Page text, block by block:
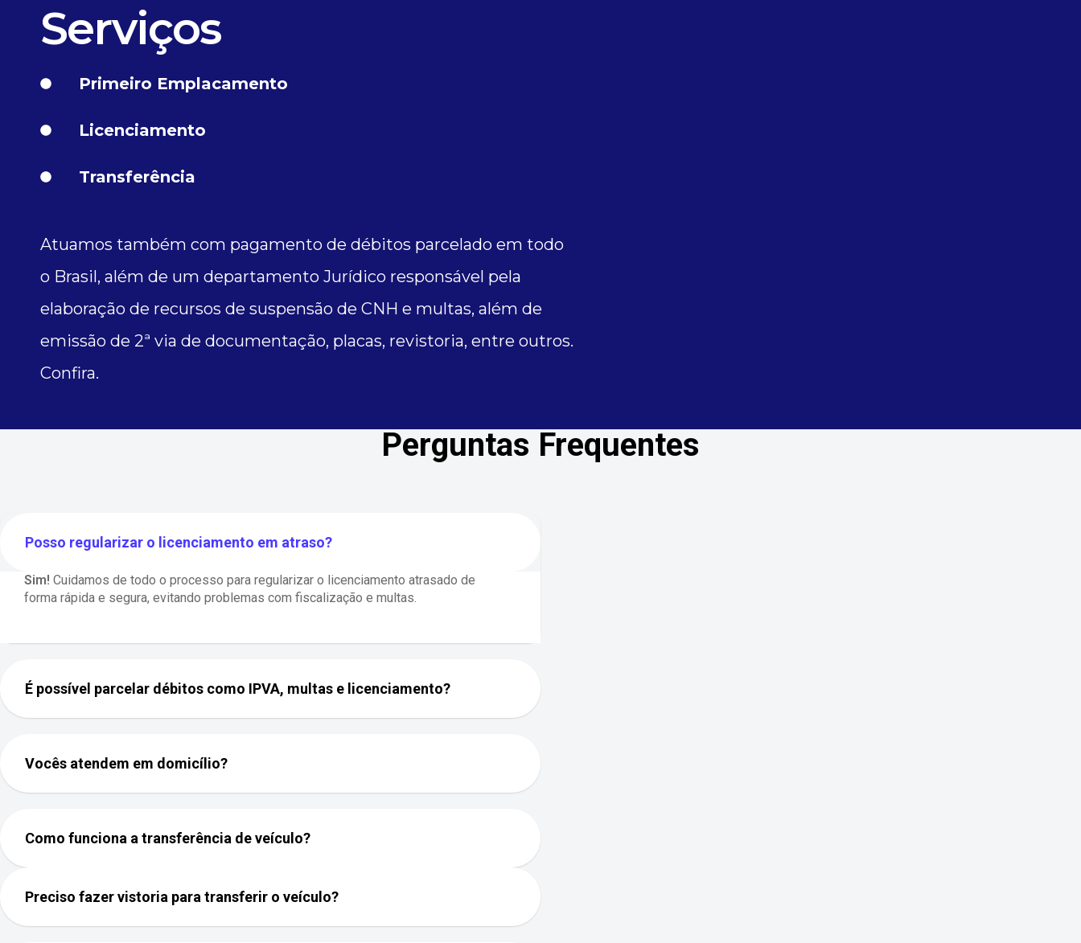
Serviços
Primeiro Emplacamento
Licenciamento
Transferência
Atuamos também com pagamento de débitos parcelado em todo
o Brasil, além de um departamento Jurídico responsável pela
elaboração de recursos de suspensão de CNH e multas, além de
emissão de 2ª via de documentação, placas, revistoria, entre outros.
Confira.
Perguntas Frequentes
Posso regularizar o licenciamento em atraso?
Sim! Cuidamos de todo o processo para regularizar o licenciamento atrasado de
forma rápida e segura, evitando problemas com fiscalização e multas.
É possível parcelar débitos como IPVA, multas e licenciamento?
Vocês atendem em domicílio?
Como funciona a transferência de veículo?
Preciso fazer vistoria para transferir o veículo?